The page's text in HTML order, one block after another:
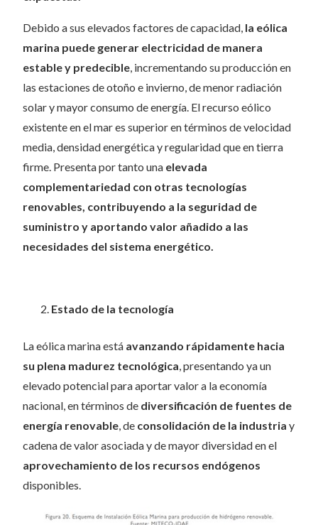
Debido a sus elevados factores de capacidad, la eólica
marina puede generar electricidad de manera
estable y predecible, incrementando su producción en
las estaciones de otoño e invierno, de menor radiación
solar y mayor consumo de energía. El recurso eólico
existente en el mar es superior en términos de velocidad
media, densidad energética y regularidad que en tierra
firme. Presenta por tanto una elevada
complementariedad con otras tecnologías
renovables, contribuyendo a la seguridad de
suministro y aportando valor añadido a las
necesidades del sistema energético.
Estado de la tecnología
La eólica marina está avanzando rápidamente hacia
su plena madurez tecnológica, presentando ya un
elevado potencial para aportar valor a la economía
nacional, en términos de diversificación de fuentes de
energía renovable, de consolidación de la industria y
cadena de valor asociada y de mayor diversidad en el
aprovechamiento de los recursos endógenos
disponibles.